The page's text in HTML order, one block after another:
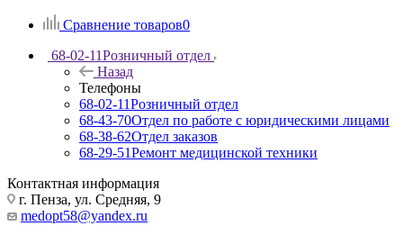
Сравнение товаров0
68-02-11Розничный отдел
Назад
Телефоны
68-02-11Розничный отдел
68-43-70Отдел по работе с юридическими лицами
68-38-62Отдел заказов
68-29-51Ремонт медицинской техники
Контактная информация
г. Пенза, ул. Средняя, 9
medopt58@yandex.ru